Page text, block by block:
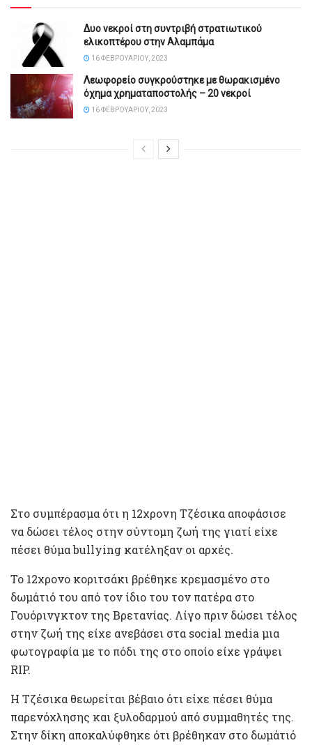
Δυο νεκροί στη συντριβή στρατιωτικού
ελικοπτέρου στην Αλαμπάμα
16 ΦΕΒΡΟΥΑΡΊΟΥ, 2023
Λεωφορείο συγκρούστηκε με θωρακισμένο
όχημα χρηματαποστολής – 20 νεκροί
16 ΦΕΒΡΟΥΑΡΊΟΥ, 2023
Στο συμπέρασμα ότι η 12χρονη Τζέσικα αποφάσισε
να δώσει τέλος στην σύντομη ζωή της γιατί είχε
πέσει θύμα bullying κατέληξαν οι αρχές.
Το 12χρονο κοριτσάκι βρέθηκε κρεμασμένο στο
δωμάτιό του από τον ίδιο του τον πατέρα στο
Γουόρινγκτον της Βρετανίας. Λίγο πριν δώσει τέλος
στην ζωή της είχε ανεβάσει στα social media μια
φωτογραφία με το πόδι της στο οποίο είχε γράψει
RIP.
Η Τζέσικα θεωρείται βέβαιο ότι είχε πέσει θύμα
παρενόχλησης και ξυλοδαρμού από συμμαθητές της.
Στην δίκη αποκαλύφθηκε ότι βρέθηκαν στο δωμάτιό